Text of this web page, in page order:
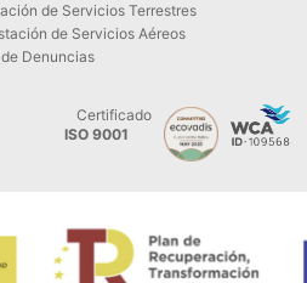
de Servicios Terrestres
de Servicios Aéreos
Denuncias
Certificado
ISO 9001